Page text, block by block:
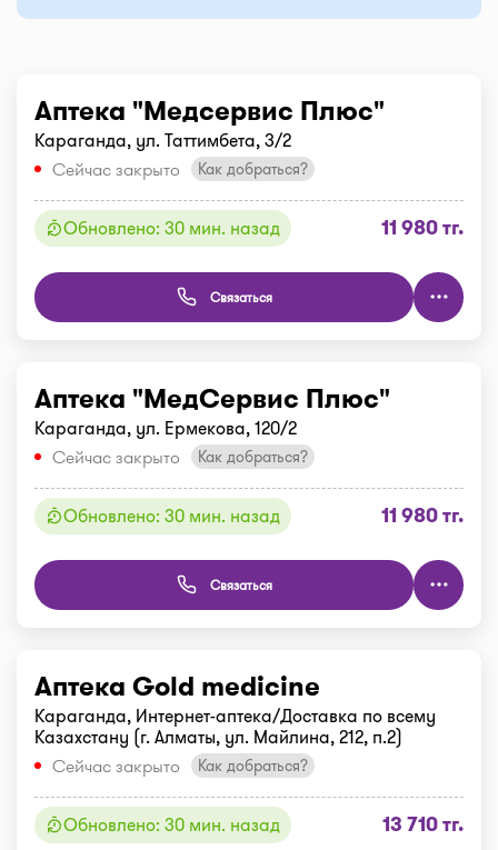
Аптека "Медсервис Плюс"
Караганда, ул. Таттимбета, 3/2
Сейчас закрыто
Как добраться?
Обновлено: 30 мин. назад 11 980 тг.
Связаться
Аптека "МедСервис Плюс"
Караганда, ул. Ермекова, 120/2
Сейчас закрыто
Как добраться?
Обновлено: 30 мин. назад 11 980 тг.
Связаться
Аптека Gold medicine
Караганда, Интернет-аптека/Доставка по всему
Казахстану (г. Алматы, ул. Майлина, 212, п.2)
Сейчас закрыто
Как добраться?
Обновлено: 30 мин. назад 13 710 тг.